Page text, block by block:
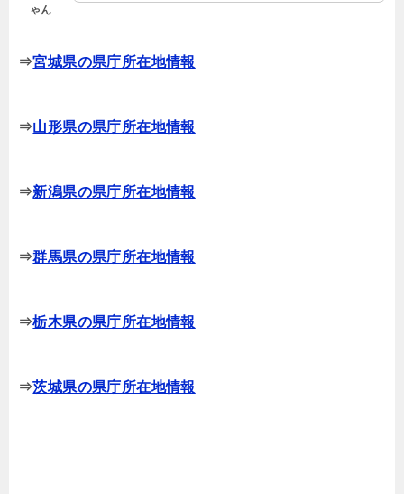
ゃん
⇒宮城県の県庁所在地情報
⇒山形県の県庁所在地情報
⇒新潟県の県庁所在地情報
⇒群馬県の県庁所在地情報
⇒栃木県の県庁所在地情報
⇒茨城県の県庁所在地情報